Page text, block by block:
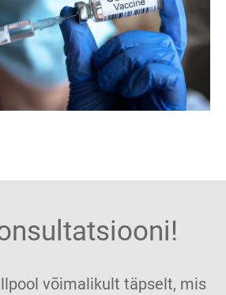
võimalikult täpselt, mis